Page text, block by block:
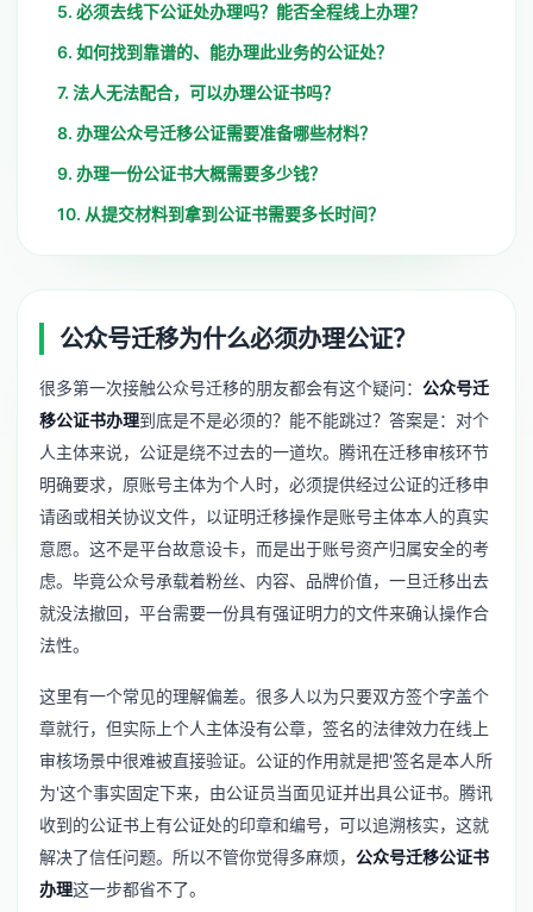
5. 必须去线下公证处办理吗？能否全程线上办理？
6. 如何找到靠谱的、能办理此业务的公证处？
7. 法人无法配合，可以办理公证书吗？
8. 办理公众号迁移公证需要准备哪些材料？
9. 办理一份公证书大概需要多少钱？
10. 从提交材料到拿到公证书需要多长时间？
公众号迁移为什么必须办理公证？
很多第一次接触公众号迁移的朋友都会有这个疑问： 公众号迁
移公证书办理到底是不是必须的？能不能跳过？答案是：对个
人主体来说，公证是绕不过去的一道坎。腾讯在迁移审核环节
明确要求，原账号主体为个人时，必须提供经过公证的迁移申
请函或相关协议文件，以证明迁移操作是账号主体本人的真实
意愿。这不是平台故意设卡，而是出于账号资产归属安全的考
虑。毕竟公众号承载着粉丝、内容、品牌价值，一旦迁移出去
就没法撤回，平台需要一份具有强证明力的文件来确认操作合
法性。
这里有一个常见的理解偏差。很多人以为只要双方签个字盖个
章就行，但实际上个人主体没有公章，签名的法律效力在线上
审核场景中很难被直接验证。公证的作用就是把'签名是本人所
为'这个事实固定下来，由公证员当面见证并出具公证书。腾讯
收到的公证书上有公证处的印章和编号，可以追溯核实，这就
解决了信任问题。所以不管你觉得多麻烦， 公众号迁移公证书
办理这一步都省不了。